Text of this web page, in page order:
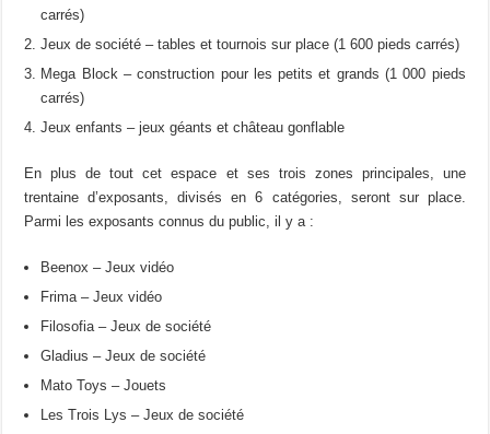
carrés)
Jeux de société – tables et tournois sur place (1 600 pieds carrés)
Mega Block – construction pour les petits et grands (1 000 pieds
carrés)
Jeux enfants – jeux géants et château gonflable
En plus de tout cet espace et ses trois zones principales, une
trentaine d’exposants, divisés en 6 catégories, seront sur place.
Parmi les exposants connus du public, il y a :
Beenox – Jeux vidéo
Frima – Jeux vidéo
Filosofia – Jeux de société
Gladius – Jeux de société
Mato Toys – Jouets
Les Trois Lys – Jeux de société